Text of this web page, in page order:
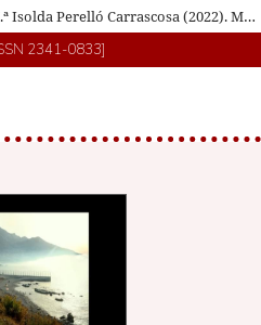
Joan Lacomba Vázquez y M.ª Isolda Perelló Carrascosa (2022). Movilidad y migraciones en el escenario mediterráneo